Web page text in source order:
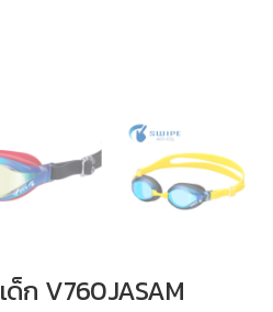
ด็ก V760JASAM